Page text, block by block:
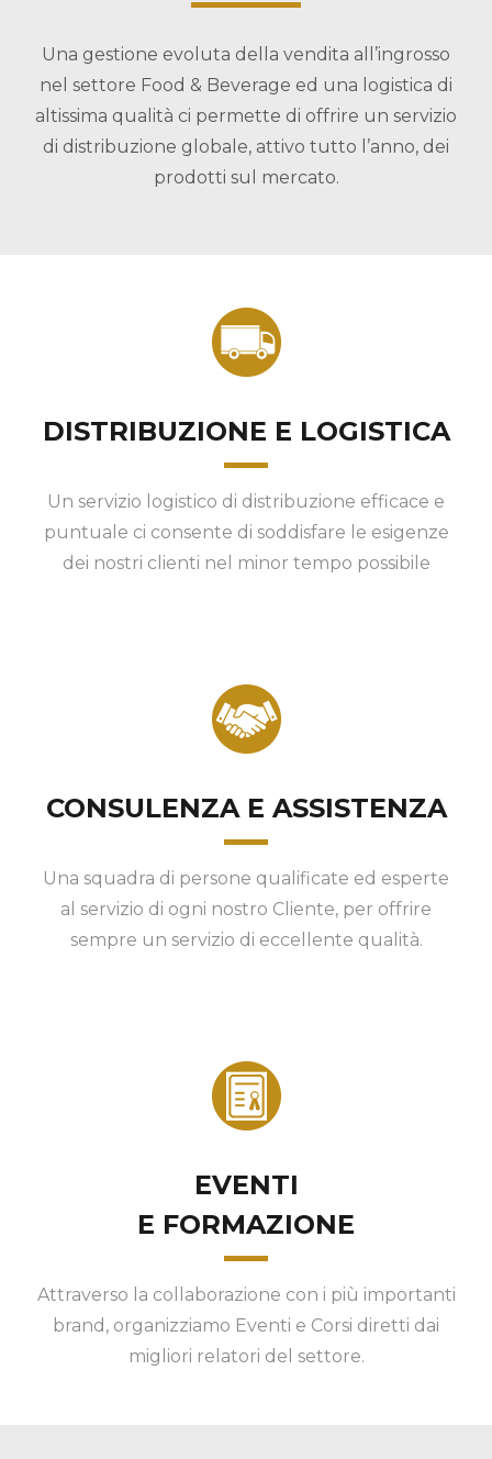
Una gestione evoluta della vendita all’ingrosso
nel settore Food & Beverage ed una logistica di
altissima qualità ci permette di offrire un servizio
di distribuzione globale, attivo tutto l’anno, dei
prodotti sul mercato.
DISTRIBUZIONE E LOGISTICA
Un servizio logistico di distribuzione efficace e
puntuale ci consente di soddisfare le esigenze
dei nostri clienti nel minor tempo possibile
CONSULENZA E ASSISTENZA
Una squadra di persone qualificate ed esperte
al servizio di ogni nostro Cliente, per offrire
sempre un servizio di eccellente qualità.
EVENTI
E FORMAZIONE
Attraverso la collaborazione con i più importanti
brand, organizziamo Eventi e Corsi diretti dai
migliori relatori del settore.